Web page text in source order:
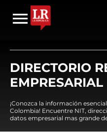
DIRECTORIO
EMPRESARIAL
¡Conozca la información
Colombia! Encuentre NIT,
datos empresarial mas grande